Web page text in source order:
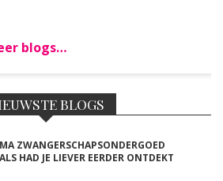
blogs…
BLOGS
ZWANGERSCHAPSONDERGOED
HAD JE LIEVER EERDER ONTDEKT